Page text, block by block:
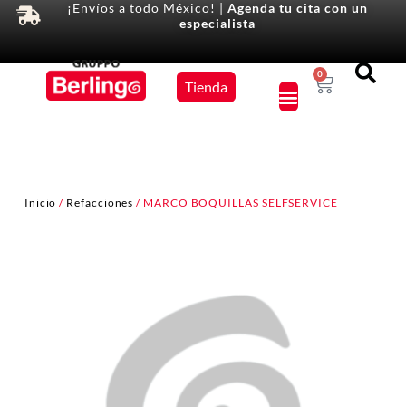
¡Envíos a todo México! | Agenda tu cita con un
especialista
Tienda
0
Inicio / Refacciones / MARCO BOQUILLAS SELFSERVICE